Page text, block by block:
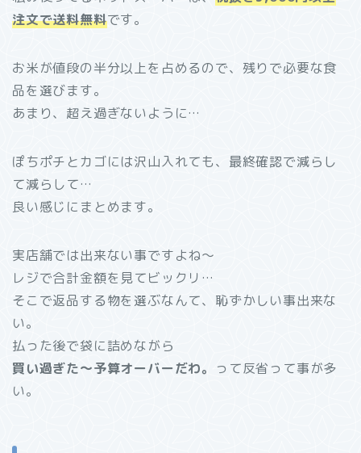
注文で送料無料です。
お米が値段の半分以上を占めるので、残りで必要な食
品を選びます。
あまり、超え過ぎないように…
ぽちポチとカゴには沢山入れても、最終確認で減らし
て減らして…
良い感じにまとめます。
実店舗では出来ない事ですよね～
レジで合計金額を見てビックリ…
そこで返品する物を選ぶなんて、恥ずかしい事出来な
い。
払った後で袋に詰めながら
買い過ぎた～予算オーバーだわ。 って反省って事が多
い。